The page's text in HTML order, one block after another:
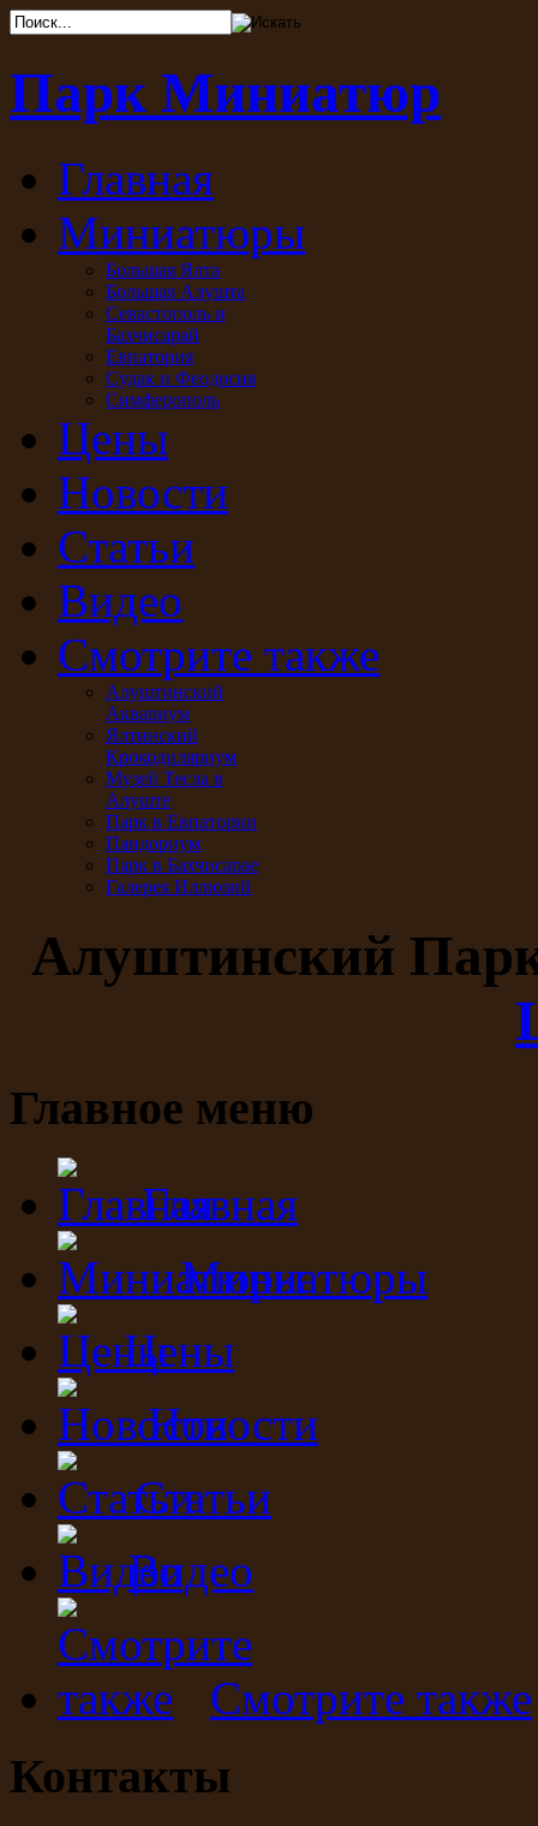
Парк Миниатюр
Главная
Миниатюры
Большая Ялта
Большая Алушта
Севастополь и
Бахчисарай
Евпатория
Судак и Феодосия
Симферополь
Цены
Новости
Статьи
Видео
Смотрите также
Алуштинский
Аквариум
Ялтинский
Крокодиляриум
Музей Тесла в
Алуште
Парк в Евпатории
Пандориум
Парк в Бахчисарае
Галерея Иллюзий
Алуштинский
Главное меню
Главная
Миниатюры
Цены
Новости
Статьи
Видео
Смотрите также
Контакты